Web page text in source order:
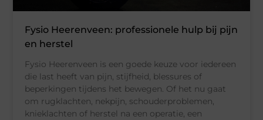
Fysio Heerenveen: professionele hulp bij pijn
en herstel
Fysio Heerenveen is een goede keuze voor iedereen
die last heeft van pijn, stijfheid, blessures of
beperkingen tijdens het bewegen. Of het nu gaat
om rugklachten, nekpijn, schouderproblemen,
knieklachten of herstel na een operatie, een